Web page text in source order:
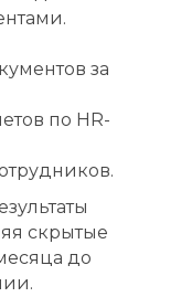
за
по HR-
скрытые
до